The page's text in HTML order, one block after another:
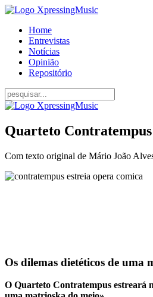
Home
Entrevistas
Notícias
Opinião
Repositório
Quarteto
Com texto original de Mário João
Os dilemas dietéticos de uma
O Quarteto Contratempus estreará